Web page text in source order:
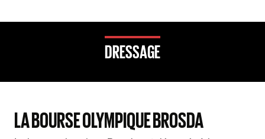
DRESSAGE
LA BOURSE OLYMPIQUE BROSDA